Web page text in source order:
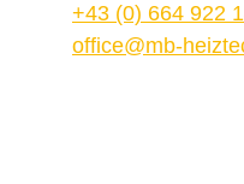
+43 (0) 664 922
office@mb-